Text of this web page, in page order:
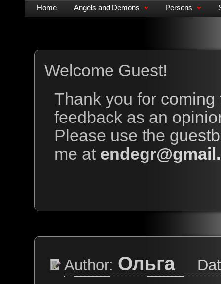
Home Angels and Demons Persons
Welcome Guest!
Thank you for
feedback as an
Please use the
me at
Author: Ольга